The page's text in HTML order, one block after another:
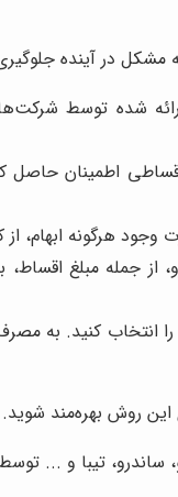
مشکل در آینده
شده توسط
اطمینان
هرگونه ابهام،
جمله مبلغ
انتخاب کنید. به
این روش بهره‌مند شوید.
ساندرو، تیبا و ...